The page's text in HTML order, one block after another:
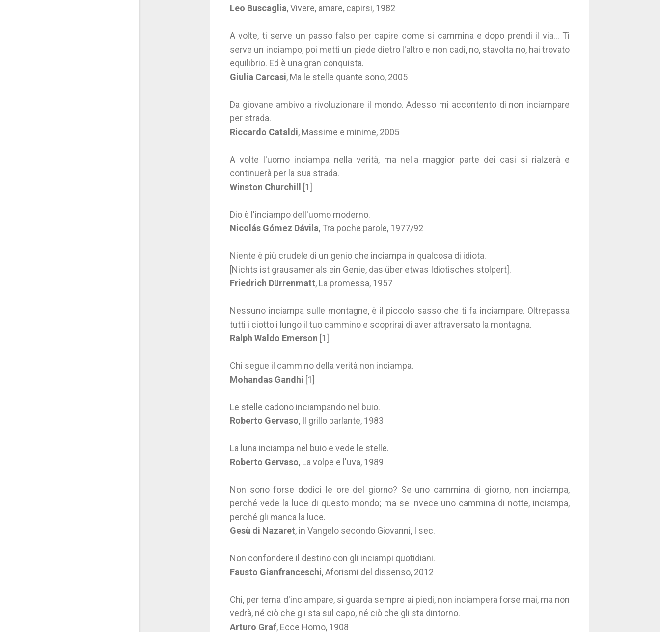
Leo Buscaglia, Vivere, amare, capirsi, 1982
A volte, ti serve un passo falso per capire come si cammina e dopo prendi il via... Ti
serve un inciampo, poi metti un piede dietro l'altro e non cadi, no, stavolta no, hai trovato
equilibrio. Ed è una gran conquista.
Giulia Carcasi, Ma le stelle quante sono, 2005
Da giovane ambivo a rivoluzionare il mondo. Adesso mi accontento di non inciampare
per strada.
Riccardo Cataldi, Massime e minime, 2005
A volte l'uomo inciampa nella verità, ma nella maggior parte dei casi si rialzerà e
continuerà per la sua strada.
Winston Churchill
[1]
Dio è l'inciampo dell'uomo moderno.
Nicolás Gómez Dávila, Tra poche parole, 1977/92
Niente è più crudele di un genio che inciampa in qualcosa di idiota.
[Nichts ist grausamer als ein Genie, das über etwas Idiotisches stolpert].
Friedrich Dürrenmatt, La promessa, 1957
Nessuno inciampa sulle montagne, è il piccolo sasso che ti fa inciampare. Oltrepassa
tutti i ciottoli lungo il tuo cammino e scoprirai di aver attraversato la montagna.
Ralph Waldo Emerson [1]
Chi segue il cammino della verità non inciampa.
Mohandas Gandhi [1]
Le stelle cadono inciampando nel buio.
Roberto Gervaso, Il grillo parlante, 1983
La luna inciampa nel buio e vede le stelle.
Roberto Gervaso, La volpe e l'uva, 1989
Non sono forse dodici le ore del giorno? Se uno cammina di giorno, non inciampa,
perché vede la luce di questo mondo; ma se invece uno cammina di notte, inciampa,
perché gli manca la luce.
Gesù di Nazaret, in Vangelo secondo Giovanni, I sec.
Non confondere il destino con gli inciampi quotidiani.
Fausto Gianfranceschi, Aforismi del dissenso, 2012
Chi, per tema d'inciampare, si guarda sempre ai piedi, non inciamperà forse mai, ma non
vedrà, né ciò che gli sta sul capo, né ciò che gli sta dintorno.
Arturo Graf, Ecce Homo, 1908